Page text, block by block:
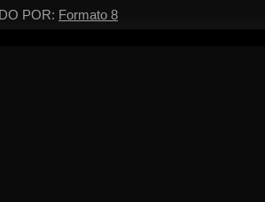
POR: Formato 8